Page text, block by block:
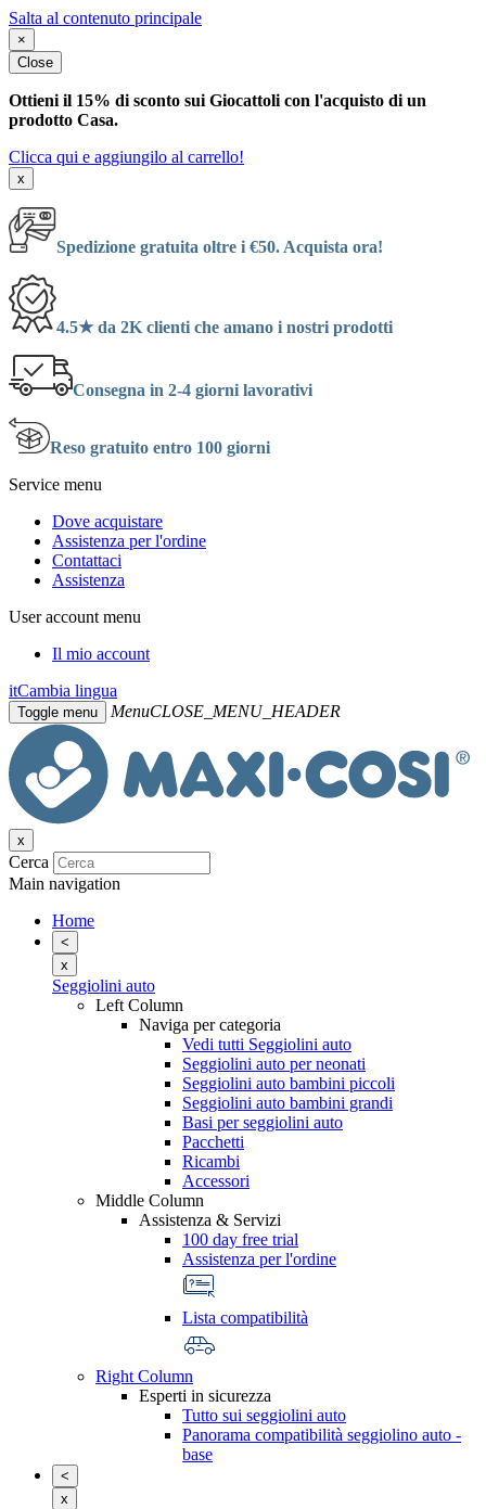
Salta al contenuto principale
×
Close
Ottieni il 15% di sconto sui Giocattoli con l'acquisto di un
prodotto Casa.
Clicca qui e aggiungilo al carrello!
x
Spedizione gratuita oltre i €50. Acquista ora!
4.5★ da 2K clienti che amano i nostri prodotti
Consegna in 2-4 giorni lavorativi
Reso gratuito entro 100 giorni
Service menu
Dove acquistare
Assistenza per l'ordine
Contattaci
Assistenza
User account menu
Il mio account
itCambia lingua
Toggle menu MenuCLOSE_MENU_HEADER
x
Cerca
Main navigation
Home
<
x
Seggiolini auto
Left Column
Naviga per categoria
Vedi tutti Seggiolini auto
Seggiolini auto per neonati
Seggiolini auto bambini piccoli
Seggiolini auto bambini grandi
Basi per seggiolini auto
Pacchetti
Ricambi
Accessori
Middle Column
Assistenza & Servizi
100 day free trial
Assistenza per l'ordine
Lista compatibilità
Right Column
Esperti in sicurezza
Tutto sui seggiolini auto
Panorama compatibilità seggiolino auto -
base
<
x